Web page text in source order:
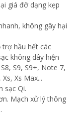
giá đỡ dạng kẹp
không gây hại
trợ hầu hết các
không dây hiện
S9, S9+, Note 7,
Xs Max...
sạc Qi.
Mạch xử lý thông